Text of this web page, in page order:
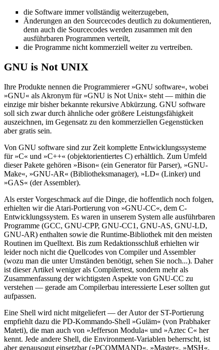
die Software immer vollständig weiterzugeben,
Änderungen an den Sourcecodes deutlich zu dokumentieren,
denn auch die Sourcecodes werden zusammen mit den
ausführbaren Programmen verteilt,
die Programme nicht kommerziell weiter zu vertreiben.
GNU is Not UNIX
Ihre Produkte nennen die Programmierer »GNU software«, wobei
»GNU« als Akronym für »GNU is Not Unix« steht — mithin die
einzige mir bisher bekannte rekursive Abkürzung. GNU software
soll sich zwar durch ähnliche oder größere Leistungsfähigkeit
auszeichnen, im Gegensatz zu den kommerziellen Gegenstücken
aber gratis sein.
Von GNU software sind zur Zeit komplette Entwicklungssysteme
für »C« und »C++« (objektorientiertes C) erhältlich. Zum Umfeld
dieser Pakete gehören »Bison« (ein Generator für Parser), »GNU-
Make«, »GNU-AR« (Bibliotheksmanager), »LD« (Linker) und
»GAS« (der Assembler).
Als erster Vorgeschmack auf die Dinge, die hoffentlich noch folgen,
erhielten wir die Atari-Portierung von »GNU-CC«, dem C-
Entwicklungssystem. Es waren in unserem System alle ausführbaren
Programme (GCC, GNU-CPP, GNU-CC1, GNU-AS, GNU-LD,
GNU-AR) enthalten sowie die Runtime-Bibliothek mit den meisten
Routinen im Quelltext. Bis zum Redaktionsschluß erhielten wir
leider noch nicht die Quellcodes von Compiler und Assembler
(wozu man die unter Umständen benötigt, sehen Sie noch...). Daher
ist dieser Artikel weniger als Compilertest, sondern mehr als
Zusammenfassung der wichtigsten Aspekte von GNU-CC zu
verstehen — gerade am Compilerbau interessierte Leser sollten gut
aufpassen.
Eine Shell wird nicht mitgeliefert — der Autor der ST-Portierung
empfiehlt dazu die PD-Kommando-Shell »Guläm« (von Prabhaker
Mateti), die man auch von »Jefferson Modula« und »Aztec C« her
kennt. Jede andere Shell, die Environment-Variablen beherrscht, ist
aber genausogut einsetzbar (»PCOMMAND«, »Master«, »MSH«,